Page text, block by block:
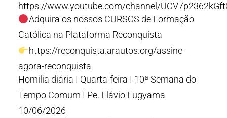
https://www.youtube.com/channel/
Adquira os nossos CURSOS de Formação
Católica na Plataforma Reconquista
https://reconquista.arautos.org/assine-
agora-reconquista
Homilia diária I Quarta-feira I 10ª Semana do
Tempo Comum I Pe. Flávio Fugyama
10/06/2026